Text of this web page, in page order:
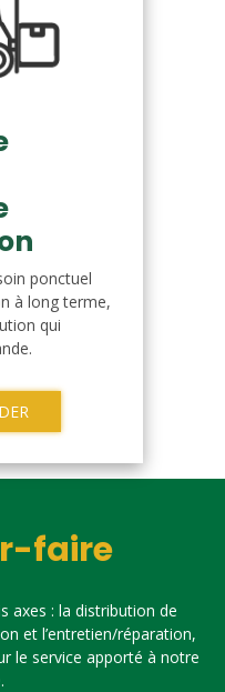
ponctuel
à long terme,
qui
faire
axes : la distribution de
et l’entretien/réparation,
le service apporté à notre